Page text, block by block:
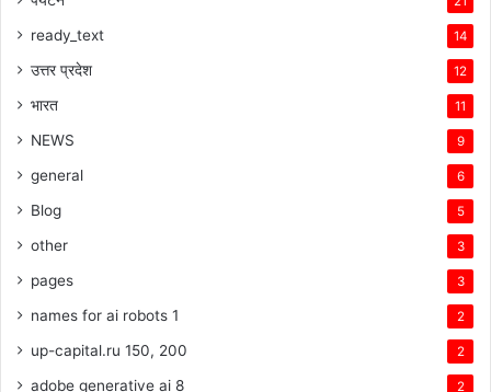
ready_text 14
उत्तर प्रदेश 12
भारत 11
NEWS 9
general 6
Blog 5
other 3
pages 3
names for ai robots 1 2
up-capital.ru 150, 200 2
adobe generative ai 8 2